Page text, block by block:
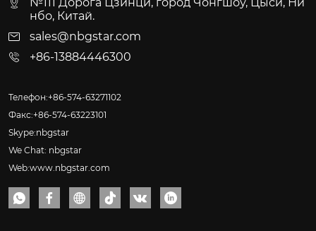
№111 Дорога Цзинци, город Чонгшоу, Цыси, Ни
нбо, Китай.
sales@nbgstar.com
+86-13884446300
Телефон:+86-574-63271102
Факс:+86-574-63223101
Skype:nbgstar
We Chat: nbgstar
Web:www.nbgstar.com
     